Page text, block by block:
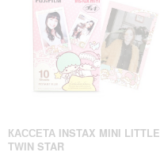
КАССЕТА INSTAX MINI LITTLE
TWIN STAR